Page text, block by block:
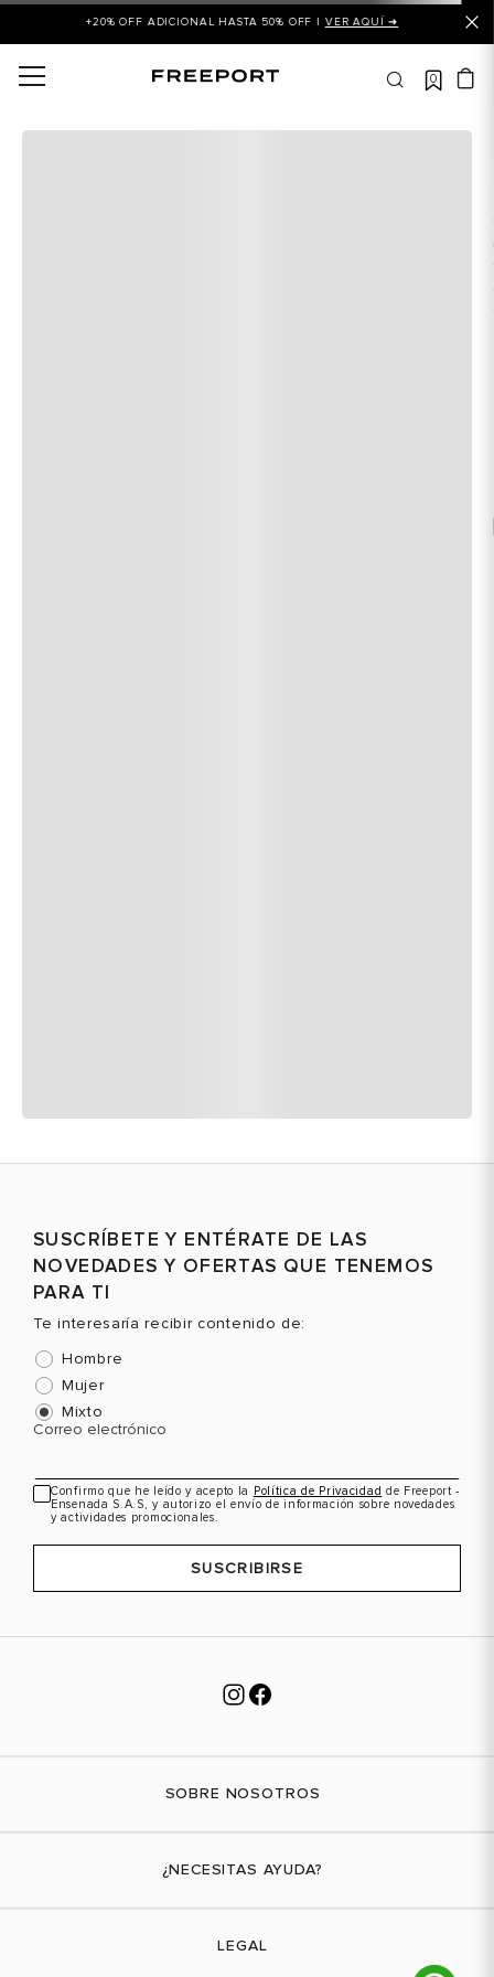
+20% OFF ADICIONAL HASTA 50% OFF | VER AQUÍ ➜
0
SUSCRÍBETE Y ENTÉRATE DE LAS
NOVEDADES Y OFERTAS QUE TENEMOS
PARA TI
Te interesaría recibir contenido de:
Hombre
Mujer
Mixto
Correo electrónico
Confirmo que he leído y acepto la Política de Privacidad de Freeport -
Ensenada S.A.S, y autorizo el envío de información sobre novedades
y actividades promocionales.
SUSCRIBIRSE
SOBRE NOSOTROS
¿NECESITAS AYUDA?
LEGAL